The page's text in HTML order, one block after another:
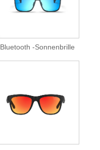
Bluetooth -Sonnenbrille